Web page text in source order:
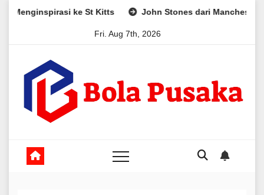
Skip
ke St Kitts John Stones dari Manchester City
Fri. Aug 7th, 2026